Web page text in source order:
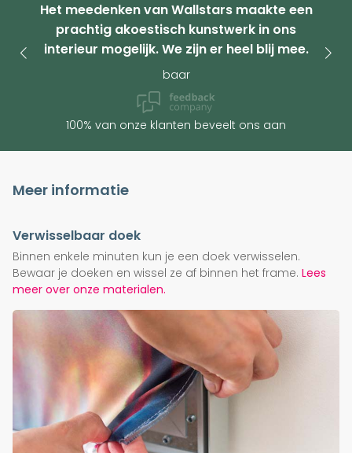
Het meedenken van Wallstars maakte een
prachtig akoestisch kunstwerk in ons
interieur mogelijk. We zijn er heel blij mee.
baar
100% van onze klanten beveelt ons aan
Meer informatie
Verwisselbaar doek
Binnen enkele minuten kun je een doek verwisselen.
Bewaar je doeken en wissel ze af binnen het frame. Lees
meer over onze materialen.